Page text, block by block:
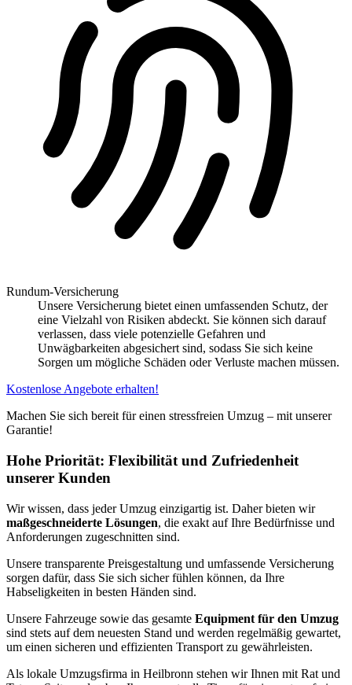
Rundum-Versicherung
Unsere Versicherung bietet einen umfassenden Schutz, der
eine Vielzahl von Risiken abdeckt. Sie können sich darauf
verlassen, dass viele potenzielle Gefahren und
Unwägbarkeiten abgesichert sind, sodass Sie sich keine
Sorgen um mögliche Schäden oder Verluste machen müssen.
Kostenlose Angebote erhalten!
Machen Sie sich bereit für einen stressfreien Umzug – mit unserer
Garantie!
Hohe Priorität: Flexibilität und Zufriedenheit
unserer Kunden
Wir wissen, dass jeder Umzug einzigartig ist. Daher bieten wir
maßgeschneiderte Lösungen, die exakt auf Ihre Bedürfnisse und
Anforderungen zugeschnitten sind.
Unsere transparente Preisgestaltung und umfassende Versicherung
sorgen dafür, dass Sie sich sicher fühlen können, da Ihre
Habseligkeiten in besten Händen sind.
Unsere Fahrzeuge sowie das gesamte Equipment für den Umzug
sind stets auf dem neuesten Stand und werden regelmäßig gewartet,
um einen sicheren und effizienten Transport zu gewährleisten.
Als lokale Umzugsfirma in Heilbronn stehen wir Ihnen mit Rat und